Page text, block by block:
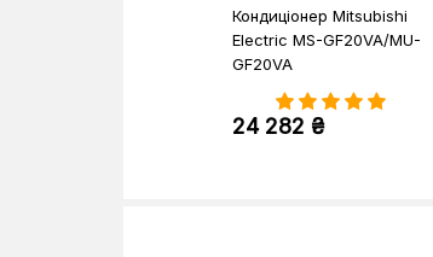
Кондиціонер Mitsubishi
Electric MS-GF20VA/MU-
GF20VA
24 282 ₴